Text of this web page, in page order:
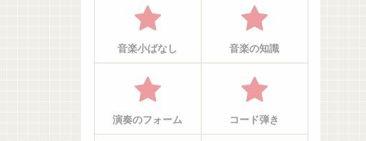
音楽小ばなし 音楽の知識
演奏のフォーム コード弾き